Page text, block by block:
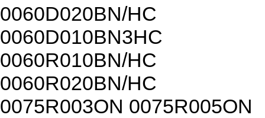
0060D020BN/HC
0060D010BN3HC
0060R010BN/HC
0060R020BN/HC
0075R003ON 0075R005ON